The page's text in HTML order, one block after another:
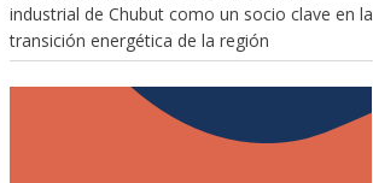
industrial de Chubut como un socio clave en la
transición energética de la región